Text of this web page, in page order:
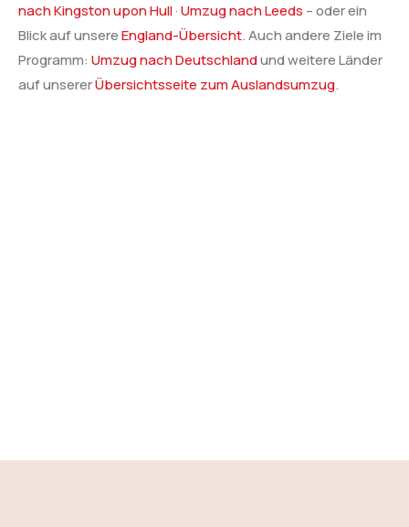
nach Kingston upon Hull·Umzug nach Leeds – oder ein
Blick auf unsereEngland-Übersicht. Auch andere Ziele im
Programm: Umzug nach Deutschlandund weitere Länder
auf unsererÜbersichtsseite zum Auslandsumzug.